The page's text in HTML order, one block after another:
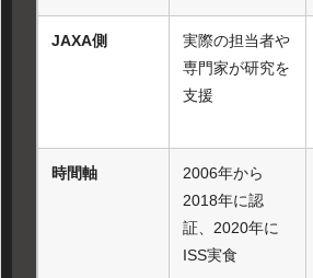
JAXA側
実際の担当者や
専門家が研究を
支援
時間軸
2006年から
2018年に認
証、2020年に
ISS実食